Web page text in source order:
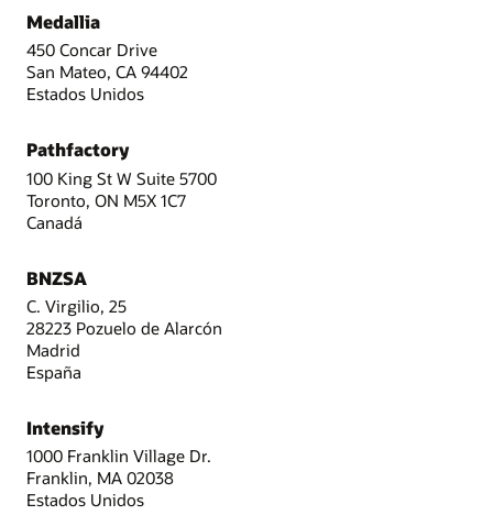
Medallia
450 Concar Drive
San Mateo, CA 94402
Estados Unidos
Pathfactory
100 King St W Suite 5700
Toronto, ON M5X 1C7
Canadá
BNZSA
C. Virgilio, 25
28223 Pozuelo de Alarcón
Madrid
España
Intensify
1000 Franklin Village Dr.
Franklin, MA 02038
Estados Unidos